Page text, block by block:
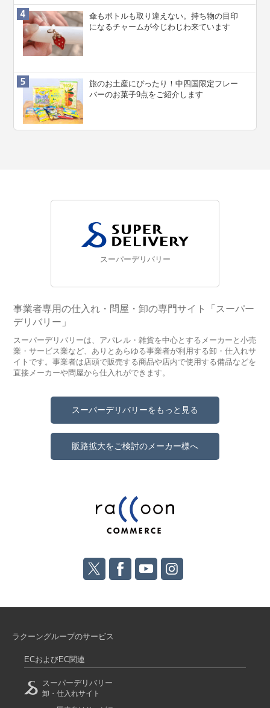
傘もボトルも取り違えない。持ち物の目印
になるチャームが今じわじわ来ています
旅のお土産にぴったり！中四国限定フレー
バーのお菓子9点をご紹介します
スーパーデリバリー
事業者専用の仕入れ・問屋・卸の専門サイト「スーパー
デリバリー」
スーパーデリバリーは、アパレル・雑貨を中心とするメーカーと小売
業・サービス業など、ありとあらゆる事業者が利用する卸・仕入れサ
イトです。事業者は店頭で販売する商品や店内で使用する備品などを
直接メーカーや問屋から仕入れができます。
スーパーデリバリーをもっと見る
販路拡大をご検討のメーカー様へ
ラクーングループのサービス
ECおよびEC関連
スーパーデリバリー
卸・仕入れサイト